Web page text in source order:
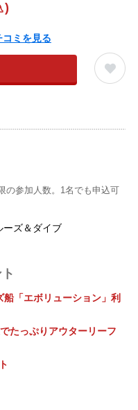
)
ミを見る
の参加人数。1名でも申込可
ーズ＆ダイブ
「エボリューション」利
たっぷりアウターリーフ